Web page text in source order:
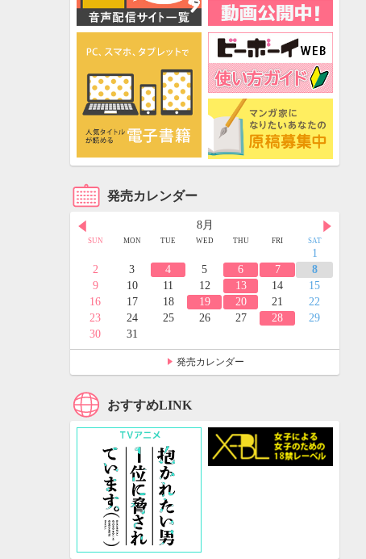
発売カレンダー
8月
SUN MON TUE WED THU FRI SAT
1
2
3 4 5 6 7
8
9
10 11 12 13 14
15
16
17 18 19 20 21
22
23
24 25 26 27 28
29
30
31
発売カレンダー
おすすめLINK